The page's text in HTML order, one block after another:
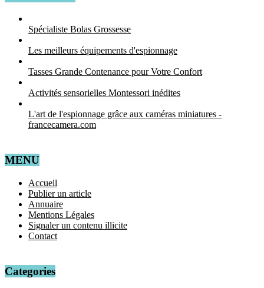
Spécialiste Bolas Grossesse
Les meilleurs équipements d'espionnage
Tasses Grande Contenance pour Votre Confort
Activités sensorielles Montessori inédites
L'art de l'espionnage grâce aux caméras miniatures -
francecamera.com
MENU
Accueil
Publier un article
Annuaire
Mentions Légales
Signaler un contenu illicite
Contact
Categories